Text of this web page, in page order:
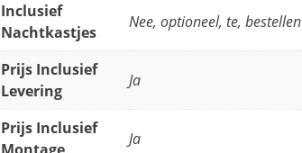
Inclusief
Nachtkastjes
Nee, optioneel, te, bestellen
Prijs Inclusief
Levering
Ja
Prijs Inclusief
Ja